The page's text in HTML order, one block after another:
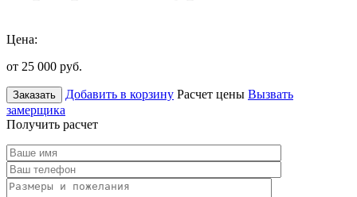
Цена:
от 25 000 руб.
Заказать Добавить в корзину Расчет цены Вызвать
замерщика
Получить расчет